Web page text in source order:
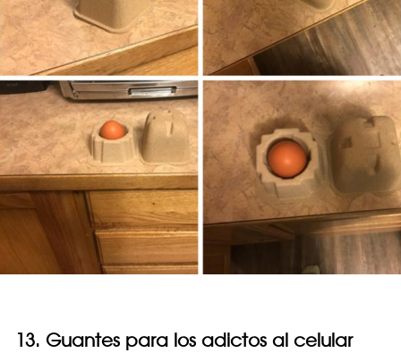
13. Guantes para los adictos al celular